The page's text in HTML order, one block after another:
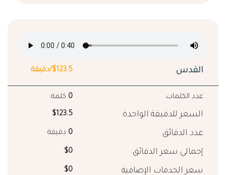
القدس $123.5/دقيقة
عدد الكلمات 0 كلمة
السعر للدقيقة الواحدة $123.5
عدد الدقائق 0 دقيقة
إجمالي سعر الدقائق $0
سعر الخدمات الإضافية $0